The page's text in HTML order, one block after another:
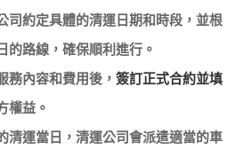
司約定具體的清運日期和時段，並根
的路線，確保順利進行。
務內容和費用後， 簽訂正式合約並填
權益。
清運當日，清運公司會派遣適當的車